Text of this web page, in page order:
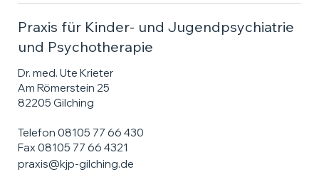
Praxis für Kinder- und Jugendpsychiatrie
und Psychotherapie
Dr. med. Ute Krieter
Am Römerstein 25
82205 Gilching
Telefon 08105 77 66 430
Fax 08105 77 66 4321
praxis@kjp-gilching.de